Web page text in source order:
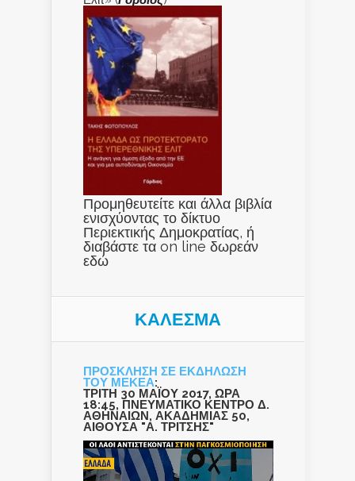
Προμηθευτείτε και άλλα βιβλία
ενισχύοντας το δίκτυο
Περιεκτικής Δημοκρατίας, ή
διαβάστε τα on line δωρεάν
εδώ
ΚΑΛΕΣΜΑ
ΠΡΟΣΚΛΗΣΗ ΣΕ ΕΚΔΗΛΩΣΗ
ΤΟΥ ΜΕΚΕΑ:
ΤΡΙΤΗ 30 ΜΑΪΟΥ 2017, ΩΡΑ
18:45, ΠΝΕΥΜΑΤΙΚΟ ΚΕΝΤΡΟ Δ.
ΑΘΗΝΑΙΩΝ, ΑΚΑΔΗΜΙΑΣ 50,
ΑΙΘΟΥΣΑ "Α. ΤΡΙΤΣΗΣ"